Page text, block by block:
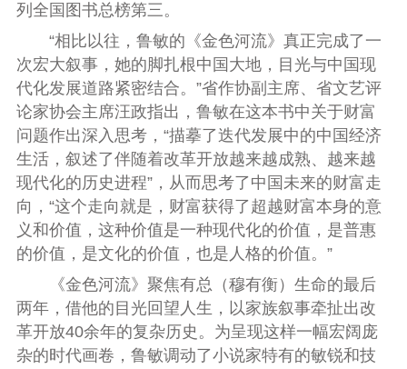
列全国图书总榜第三。
“相比以往，鲁敏的《金色河流》真正完成了一
次宏大叙事，她的脚扎根中国大地，目光与中国现
代化发展道路紧密结合。”省作协副主席、省文艺评
论家协会主席汪政指出，鲁敏在这本书中关于财富
问题作出深入思考，“描摹了迭代发展中的中国经济
生活，叙述了伴随着改革开放越来越成熟、越来越
现代化的历史进程”，从而思考了中国未来的财富走
向，“这个走向就是，财富获得了超越财富本身的意
义和价值，这种价值是一种现代化的价值，是普惠
的价值，是文化的价值，也是人格的价值。”
《金色河流》聚焦有总（穆有衡）生命的最后
两年，借他的目光回望人生，以家族叙事牵扯出改
革开放40余年的复杂历史。为呈现这样一幅宏阔庞
杂的时代画卷，鲁敏调动了小说家特有的敏锐和技